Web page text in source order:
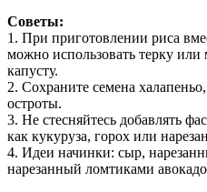
Советы:
1. При приготовлении риса
можно использовать терку или
капусту.
2. Сохраните семена
остроты.
3. Не стесняйтесь добавлять
как кукуруза, горох или
4. Идеи начинки: сыр,
нарезанный ломтиками